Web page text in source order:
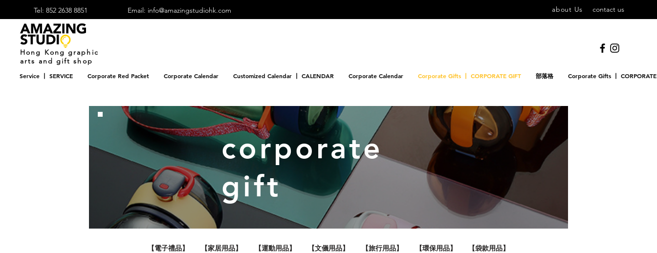
Tel: 852 2638 8851 Email: info@amazingstudiohk.com about Us contact us
​Hong Kong graphic
arts and gift shop
Service 丨 SERVICE Corporate Red Packet Corporate Calendar Customized Calendar 丨 CALENDAR Corporate Calendar Corporate Gifts 丨 CORPORATE GIFT 部落格 Corporate Gifts 丨
​corporate
gift
【電子禮品】 【家居用品】 【運動用品】 【文儀用品】 【旅行用品】 【環保用品】 【袋款用品】